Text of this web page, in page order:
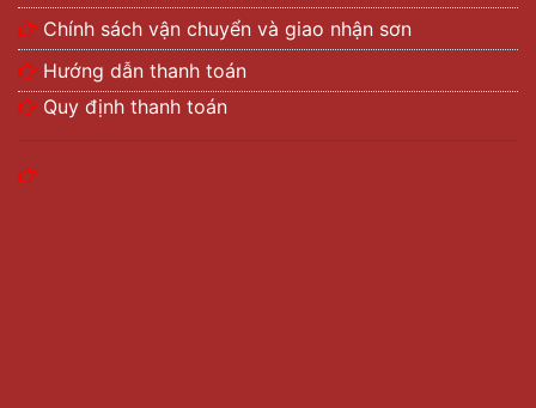
Chính sách vận chuyển và giao nhận sơn
Hướng dẫn thanh toán
Quy định thanh toán